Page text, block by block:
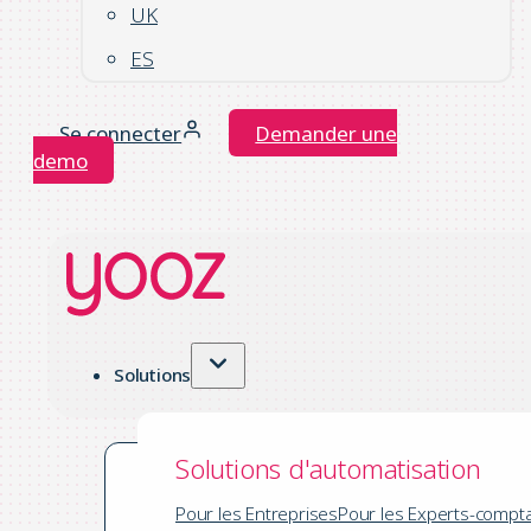
UK
ES
Se connecter
Demander une
demo
Solutions
Solutions d'automatisation
Pour les EntreprisesPour les Experts-